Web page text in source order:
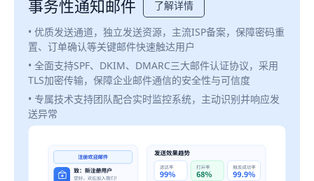
事务性通知邮件
了解详情
• 优质发送通道，独立发送资源，主流ISP备案，保障密码重
置、订单确认等关键邮件快速触达用户
• 全面支持SPF、DKIM、DMARC三大邮件认证协议，采用
TLS加密传输，保障企业邮件通信的安全性与可信度
• 专属技术支持团队配合实时监控系统，主动识别并响应发
送异常